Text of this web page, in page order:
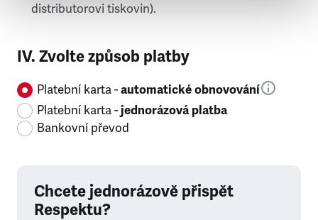
distributorovi tiskovin).
IV. Zvolte způsob platby
Platební karta -automatické obnovování
Platební karta -jednorázová platba
Bankovní převod
Chcete jednorázově přispět
Respektu?